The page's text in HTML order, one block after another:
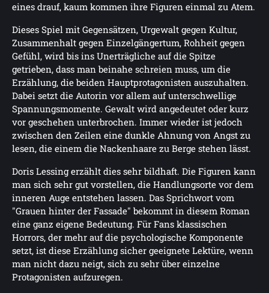
eines drauf, kaum kommen ihre Figuren einmal zu Atem.
Dieses Spiel mit Gegensätzen, Urgewalt gegen Kultur,
Zusammenhalt gegen Einzelgängertum, Rohheit gegen
Gefühl, wird bis ins Unerträgliche auf die Spitze
getrieben, dass man beinahe schreien muss, um die
Erzählung, die beiden Hauptprotagonisten auszuhalten.
Dabei setzt die Autorin vor allem auf unterschwellige
Spannungsmomente. Gewalt wird angedeutet oder kurz
vor geschehen unterbrochen. Immer wieder ist jedoch
zwischen den Zeilen eine dunkle Ahnung von Angst zu
lesen, die einem die Nackenhaare zu Berge stehen lässt.
Doris Lessing erzählt dies sehr bildhaft. Die Figuren kann
man sich sehr gut vorstellen, die Handlungsorte vor dem
inneren Auge entstehen lassen. Das Sprichwort vom
"Grauen hinter der Fassade" bekommt in diesem Roman
eine ganz eigene Bedeutung. Für Fans klassischen
Horrors, der mehr auf die psychologische Komponente
setzt, ist diese Erzählung sicher geeignete Lektüre, wenn
man nicht dazu neigt, sich zu sehr über einzelne
Protagonisten aufzuregen.